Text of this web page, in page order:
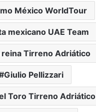
México WorldTour
mexicano UAE Team
reina Tirreno Adriático
Giulio Pellizzari
Toro Tirreno Adriático